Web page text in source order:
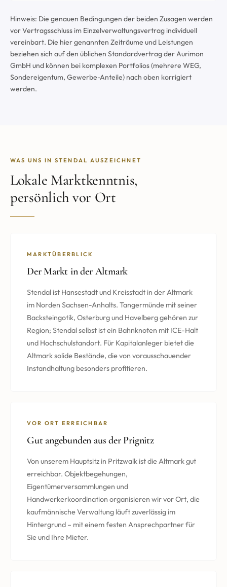
Hinweis: Die genauen Bedingungen der beiden Zusagen werden
vor Vertragsschluss im Einzelverwaltungsvertrag individuell
vereinbart. Die hier genannten Zeiträume und Leistungen
beziehen sich auf den üblichen Standardvertrag der Aurimon
GmbH und können bei komplexen Portfolios (mehrere WEG,
Sondereigentum, Gewerbe-Anteile) nach oben korrigiert
werden.
WAS UNS IN STENDAL AUSZEICHNET
Lokale Marktkenntnis,
persönlich vor Ort
MARKTÜBERBLICK
Der Markt in der Altmark
Stendal ist Hansestadt und Kreisstadt in der Altmark
im Norden Sachsen-Anhalts. Tangermünde mit seiner
Backsteingotik, Osterburg und Havelberg gehören zur
Region; Stendal selbst ist ein Bahnknoten mit ICE-Halt
und Hochschulstandort. Für Kapitalanleger bietet die
Altmark solide Bestände, die von vorausschauender
Instandhaltung besonders profitieren.
VOR ORT ERREICHBAR
Gut angebunden aus der Prignitz
Von unserem Hauptsitz in Pritzwalk ist die Altmark gut
erreichbar. Objektbegehungen,
Eigentümerversammlungen und
Handwerkerkoordination organisieren wir vor Ort, die
kaufmännische Verwaltung läuft zuverlässig im
Hintergrund – mit einem festen Ansprechpartner für
Sie und Ihre Mieter.